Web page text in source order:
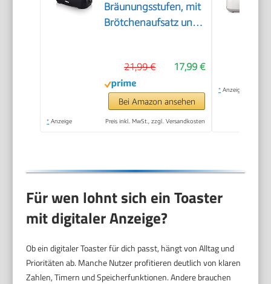
Bräunungsstufen, mit
Brötchenaufsatz und
17,99 €
21,99 €
Bei Amazon ansehen
* Anzeige Preis inkl. MwSt., zzgl. Versandkosten
* Anzeige
Für wen lohnt sich ein Toaster
mit digitaler Anzeige?
Ob ein digitaler Toaster für dich passt, hängt von Alltag und
Prioritäten ab. Manche Nutzer profitieren deutlich von klaren
Zahlen, Timern und Speicherfunktionen. Andere brauchen